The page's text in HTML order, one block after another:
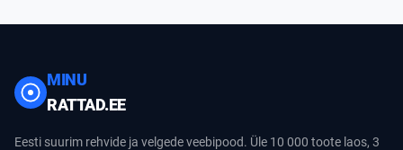
MINU
RATTAD.EE
Eesti suurim rehvide ja velgede veebipood. Üle 10 000 toote laos, 3